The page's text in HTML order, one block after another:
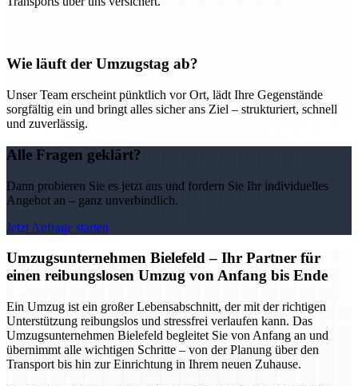
Wie läuft der Umzugstag ab?
Unser Team erscheint pünktlich vor Ort, lädt Ihre Gegenstände
sorgfältig ein und bringt alles sicher ans Ziel – strukturiert, schnell
und zuverlässig.
Alle Fragen geklärt?
Dann probieren Sie es jetzt aus und fordern Sie Ihr individuelles
Angebot an – ganz unverbindlich.
Jetzt Anfrage starten
Umzugsunternehmen Bielefeld – Ihr Partner für
einen reibungslosen Umzug von Anfang bis Ende
Ein Umzug ist ein großer Lebensabschnitt, der mit der richtigen
Unterstützung reibungslos und stressfrei verlaufen kann. Das
Umzugsunternehmen Bielefeld begleitet Sie von Anfang an und
übernimmt alle wichtigen Schritte – von der Planung über den
Transport bis hin zur Einrichtung in Ihrem neuen Zuhause.